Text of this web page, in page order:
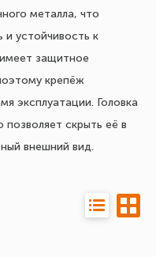
металла, что
устойчивость к
защитное
крепёж
эксплуатации. Головка
скрыть её в
внешний вид.